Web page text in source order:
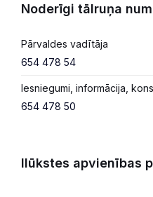
Noderīgi tālruņa
Pārvaldes vadītāja
654 478 54
Iesniegumi, informācija,
654 478 50
Ilūkstes apvienības